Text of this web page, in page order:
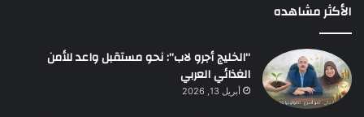
الأكثر مشاهده
“الخليج أجرو لاب”: نحو مستقبل واعد للأمن
الغذائي العربي
أبريل 13, 2026